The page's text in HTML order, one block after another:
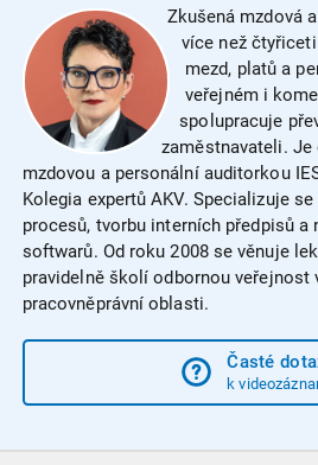
Zkušená mzdová
více než
mezd, platů a
veřejném i
spolupracuje
zaměstnavateli.
mzdovou a personální auditorkou
Kolegia expertů AKV. Specializuje
procesů, tvorbu interních předpisů a
softwarů. Od roku 2008 se věnuje
pravidelně školí odbornou veřejnost
pracovněprávní oblasti.
Časté
k